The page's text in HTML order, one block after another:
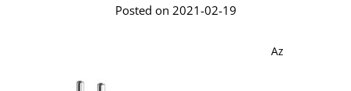
Posted on 2021-02-19
Az